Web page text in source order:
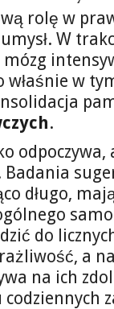
rolę w
umysł. W
w
.
długo,
do
a
na ich